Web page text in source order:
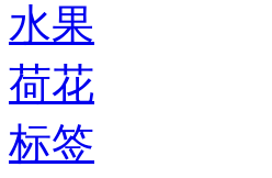
水果
荷花
标签